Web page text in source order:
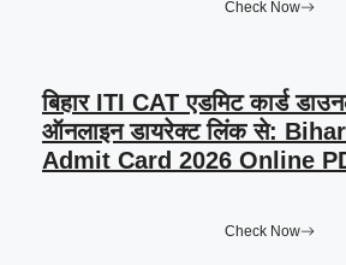
Check Now
बिहार ITI CAT एडमिट कार्ड
ऑनलाइन डायरेक्ट लिंक से:
Admit Card 2026 Online
Check Now